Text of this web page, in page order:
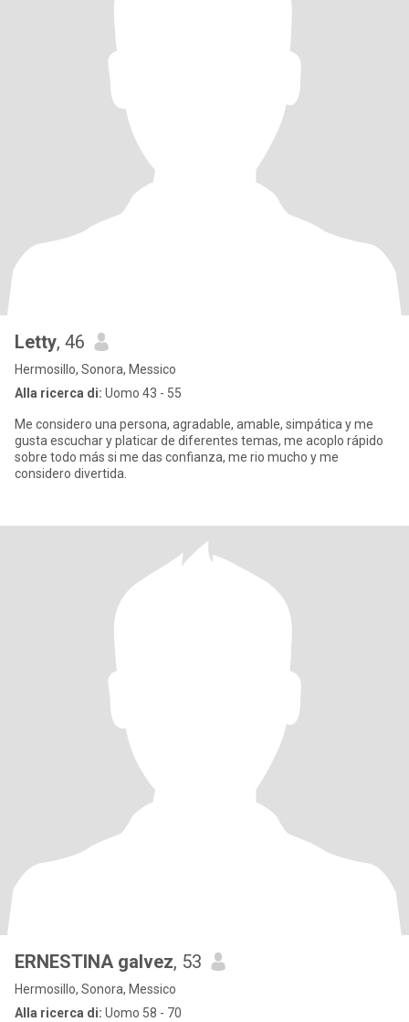
Letty, 46
Hermosillo, Sonora, Messico
Alla ricerca di: Uomo 43 - 55
Me considero una persona, agradable, amable, simpática y me
gusta escuchar y platicar de diferentes temas, me acoplo rápido
sobre todo más si me das confianza, me rio mucho y me
considero divertida.
ERNESTINA galvez, 53
Hermosillo, Sonora, Messico
Alla ricerca di: Uomo 58 - 70